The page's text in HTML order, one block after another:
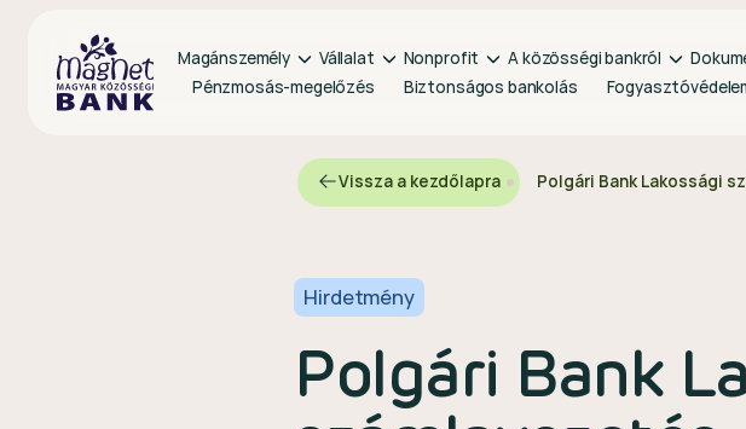
Magánszemély Vállalat Nonprofit A közösségi bankról
Pénzmosás-megelőzés
Biztonságos bankolás
Vissza a kezdőlapra Polgári Bank Lakossági
Hirdetmény
Polgári Bank